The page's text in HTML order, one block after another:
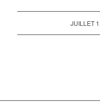
JUILLET
/